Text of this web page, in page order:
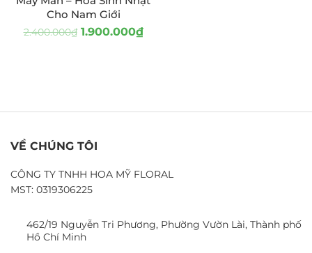
Cho Nam Giới
2.400.000₫ 1.900.000₫
VỀ CHÚNG TÔI
CÔNG TY TNHH HOA MỸ FLORAL
MST: 0319306225
462/19 Nguyễn Tri Phương, Phường Vườn Lài, Thành phố
Hồ Chí Minh